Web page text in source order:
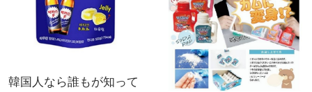
韓国人なら誰もが知って